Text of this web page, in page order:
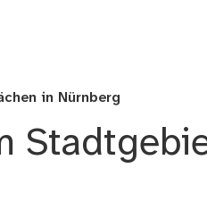
in Nürnberg